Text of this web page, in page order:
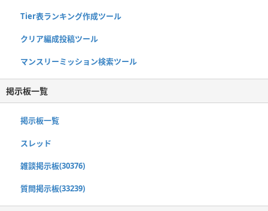
Tier表ランキング作成ツール
クリア編成投稿ツール
マンスリーミッション検索ツール
掲示板一覧
掲示板一覧
スレッド
雑談掲示板(30376)
質問掲示板(33239)